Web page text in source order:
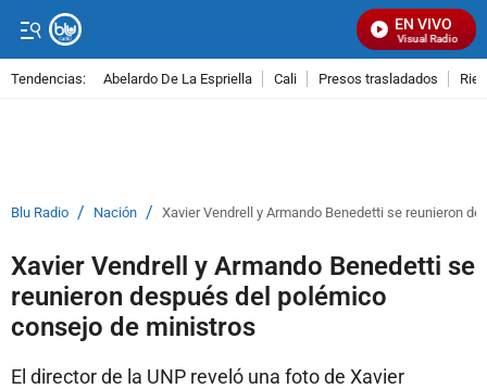
EN VIVO
Señal Visual Radio
Tendencias: Abelardo De La Espriella Cali Presos trasladados
Blu Radio / Nación / Xavier Vendrell y Armando Benedetti se reunieron
Xavier Vendrell y Armando Benedetti se
reunieron después del polémico
consejo de ministros
El director de la UNP reveló una foto de Xavier